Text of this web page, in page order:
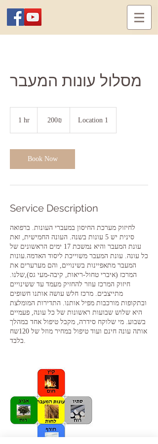
מסלול עונות המעבר
1 hr
חדשים
‏200 ‏₪ Location 1
Book Now
Service Description
לחיזוק מערכת החיסון במעברי העונות. ברפואה
סינית יש 5 עונות בשנה. העונה החמישית, זאת
עונת המעבר והיא נמשכת 17 ימים הראשונים של
כל עונה. עונת המעבר משוייכת ליסוד האדמה.עונות
המעבר מתאפיינות בשינויים, והם מערערים את
המרכז (איברי טחול-ריאות, קיבה-מעי גס),שלנו.
חיזוק המרכז עוזר להחזיק מעמד עד ששינויים
מתייצבים. מרכז חלש עושה אותנו חשופים
ובתקופות מורכבות מפיל אותנו. התדירות המומלצת
היא שלוש שבועות ראשונות של כל עונה, פעמיים
בשבוע. מי שלוקח סידרה, מקבל טיפול אחד במהלך
אותה עונה חינם ועוד טיפול במחיר מוזל של 120שח
בלבד.